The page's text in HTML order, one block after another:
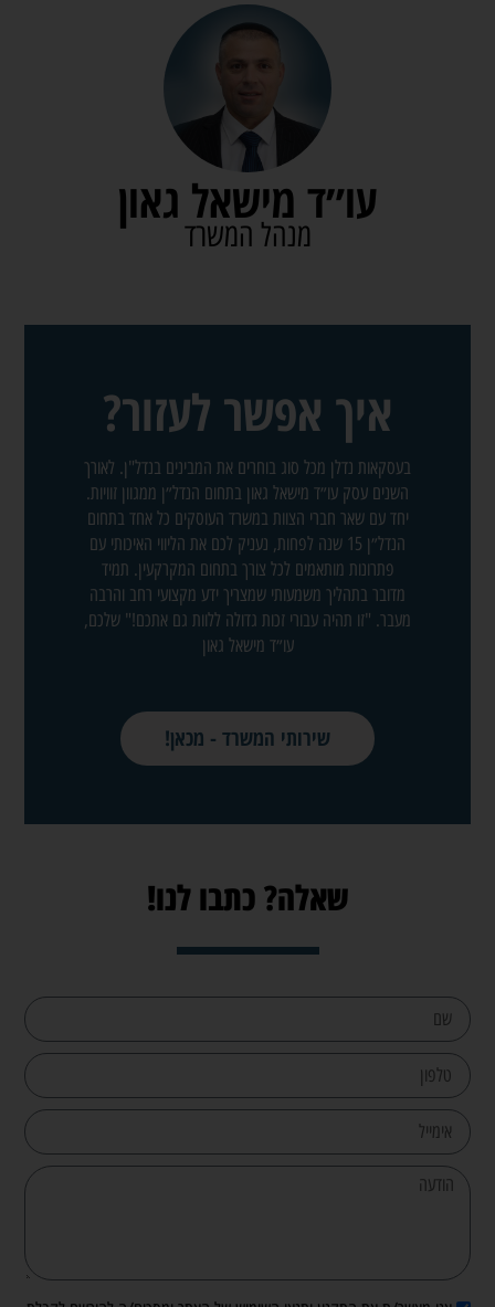
עו״ד מישאל גאון
מנהל המשרד
איך אפשר לעזור?
בעסקאות נדלן מכל סוג בוחרים את המבינים בנדל"ן. לאורך
השנים עסק עו״ד מישאל גאון בתחום הנדל״ן ממגוון זוויות.
יחד עם שאר חברי הצוות במשרד העוסקים כל אחד בתחום
הנדל״ן 15 שנה לפחות, נעניק לכם את הליווי האיכותי עם
פתרונות מותאמים לכל צורך בתחום המקרקעין. תמיד
מדובר בתהליך משמעותי שמצריך ידע מקצועי רחב והרבה
מעבר. "זו תהיה עבורי זכות גדולה ללוות גם אתכם!" שלכם,
עו״ד מישאל גאון
שירותי המשרד - מכאן!
שאלה? כתבו לנו!